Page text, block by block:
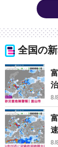
全国の
8/
8/